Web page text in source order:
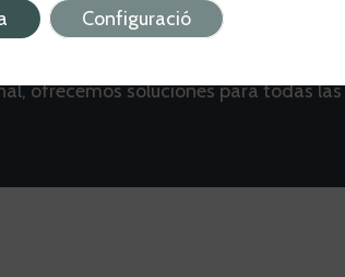
programas únicos para el crecimiento
ofrecemos soluciones para todas las
Configuració